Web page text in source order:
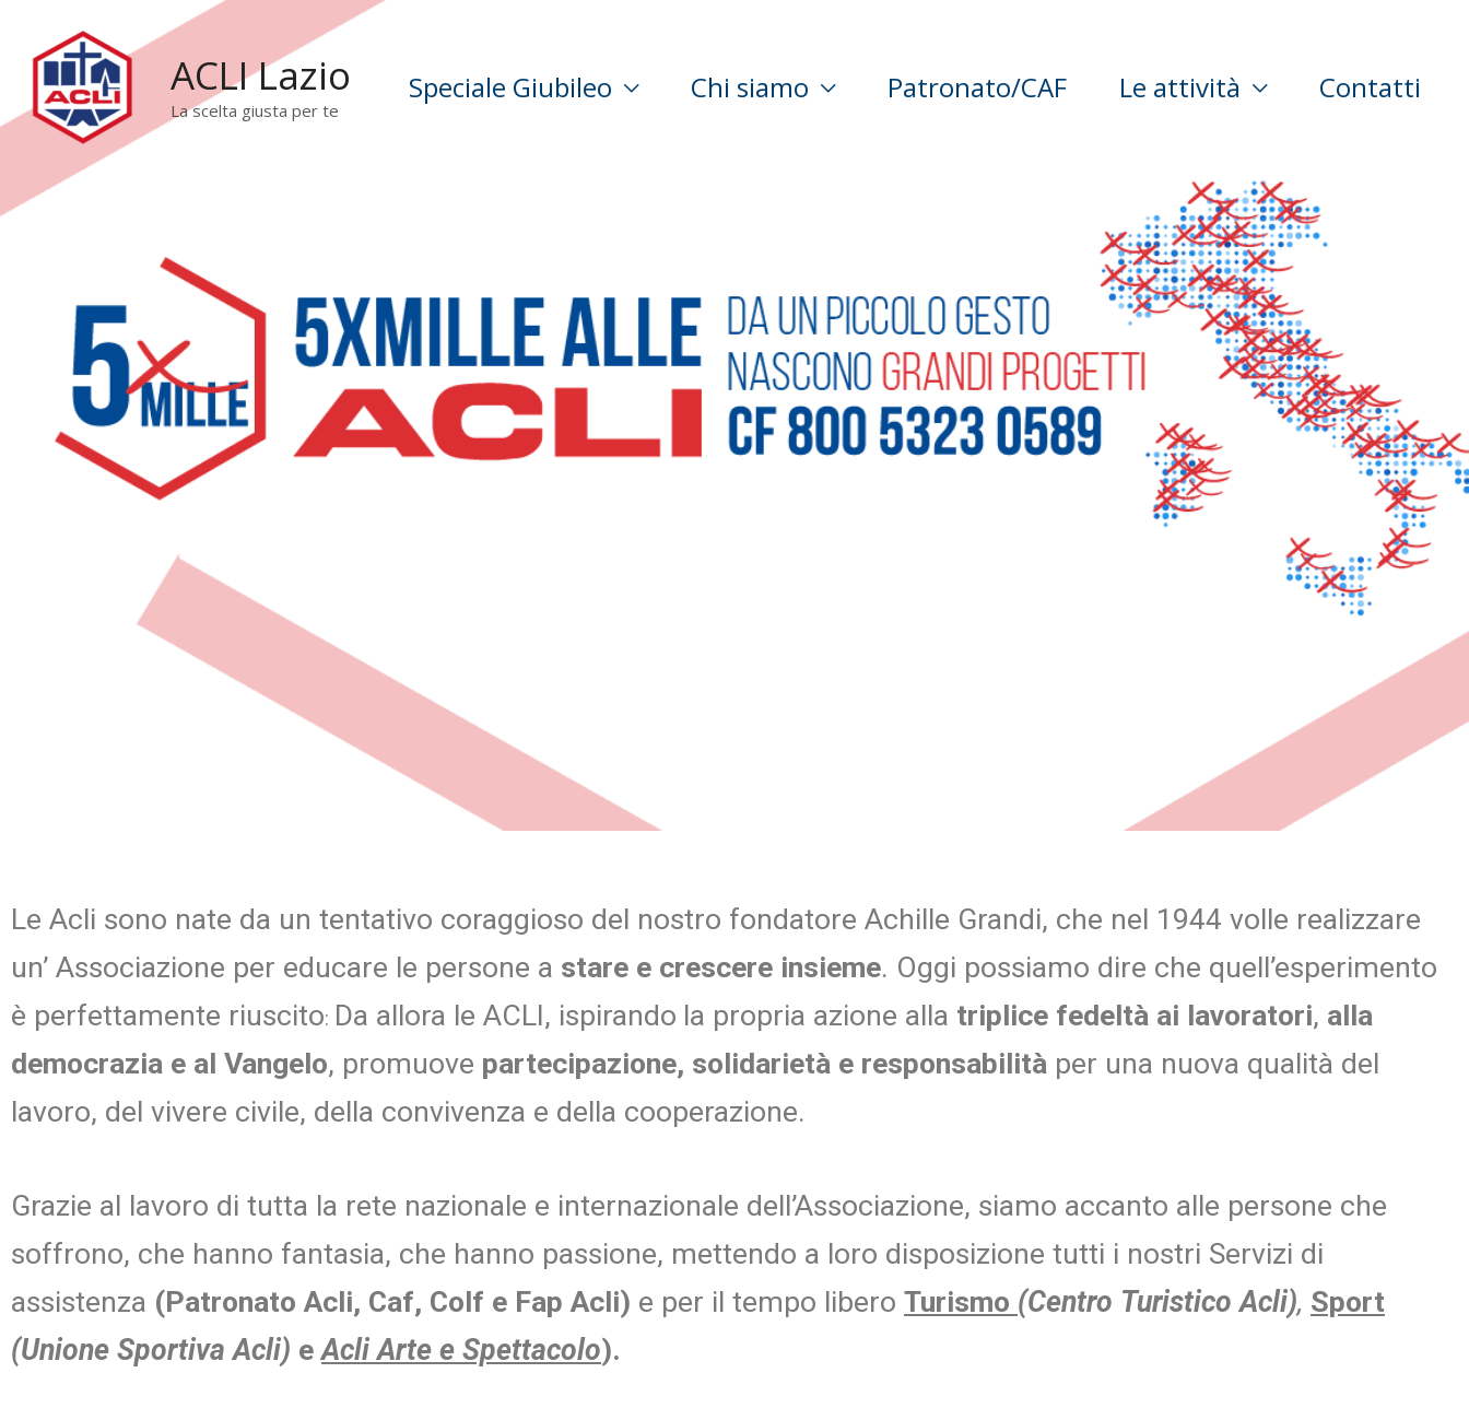
ACLI Lazio
La scelta giusta per te
Speciale Giubileo Chi siamo Patronato/CAF Le attività Contatti
Le Acli sono nate da un tentativo coraggioso del nostro fondatore Achille Grandi, che nel 1944 volle realizzare
un’ Associazione per educare le persone a stare e crescere insieme. Oggi possiamo dire che quell’esperimento
è perfettamente riuscito: Da allora le ACLI, ispirando la propria azione alla triplice fedeltà ai lavoratori, alla
democrazia e al Vangelo, promuove partecipazione, solidarietà e responsabilità per una nuova qualità del
lavoro, del vivere civile, della convivenza e della cooperazione.
Grazie al lavoro di tutta la rete nazionale e internazionale dell’Associazione, siamo accanto alle persone che
soffrono, che hanno fantasia, che hanno passione, mettendo a loro disposizione tutti i nostri Servizi di
assistenza (Patronato Acli, Caf, Colf e Fap Acli) e per il tempo libero Turismo (Centro Turistico Acli), Sport
(Unione Sportiva Acli) eAcli Arte e Spettacolo).